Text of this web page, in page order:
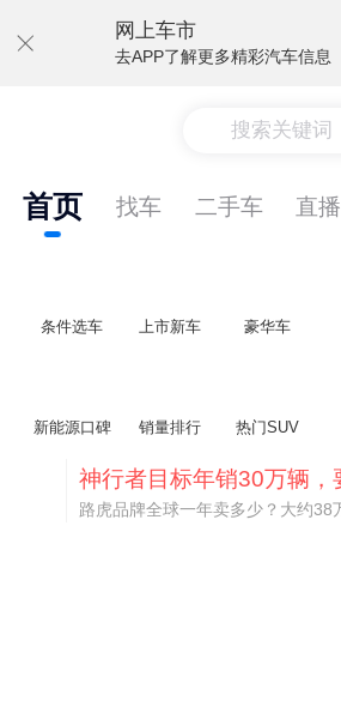
网上车市
去APP了解更多精彩汽车信息
搜索关键词
首页 找车 二手车 直播
条件选车 上市新车 豪华车
新能源口碑 销量排行 热门SUV